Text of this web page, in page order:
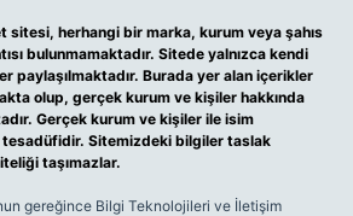
sitesi, herhangi bir marka, kurum veya şahıs
bulunmamaktadır. Sitede yalnızca kendi
paylaşılmaktadır. Burada yer alan içerikler
olup, gerçek kurum ve kişiler hakkında
Gerçek kurum ve kişiler ile isim
Sitemizdeki bilgiler taslak
taşımazlar.
gereğince Bilgi Teknolojileri ve İletişim